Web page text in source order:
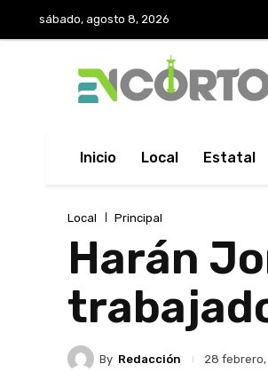
sábado, agosto 8, 2026
Inicio Local Estatal
Local Principal
Harán
By Redacción 28 febrero,